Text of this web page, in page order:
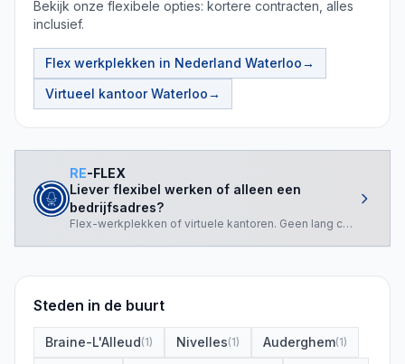
Bekijk onze flexibele opties: kortere contracten, alles
inclusief.
Flex werkplekken in Nederland Waterloo→
Virtueel kantoor Waterloo→
RE-FLEX
Liever flexibel werken of alleen een
bedrijfsadres?
Flex-werkplekken of virtuele kantoren. Geen lang contract
Steden in de buurt
Braine-L'Alleud(1) Nivelles(1) Auderghem(1)